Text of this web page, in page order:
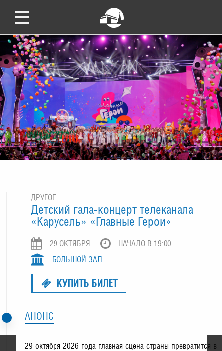
ДРУГОЕ
Детский гала-концерт телеканала
«Карусель» «Главные Герои»
29 ОКТЯБРЯ
НАЧАЛО В 19:00
БОЛЬШОЙ ЗАЛ
КУПИТЬ БИЛЕТ
АНОНС
29 октября 2026 года главная сцена страны превратится в